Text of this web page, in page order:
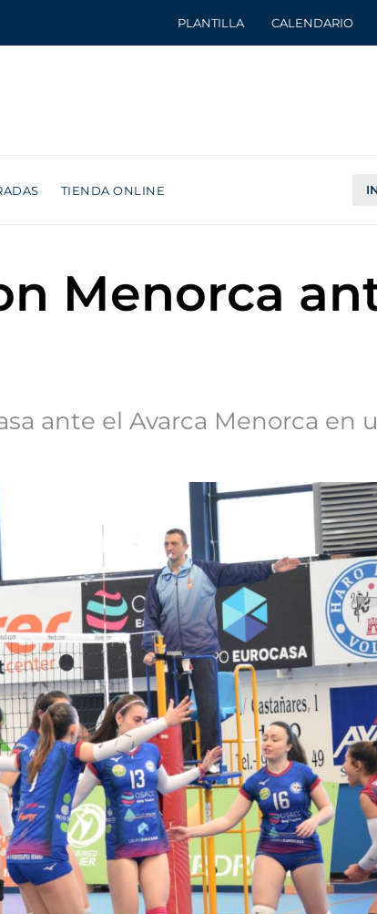
PLANTILLA CALENDARIO
TIENDA ONLINE
Menorca
ante el Avarca Menorca